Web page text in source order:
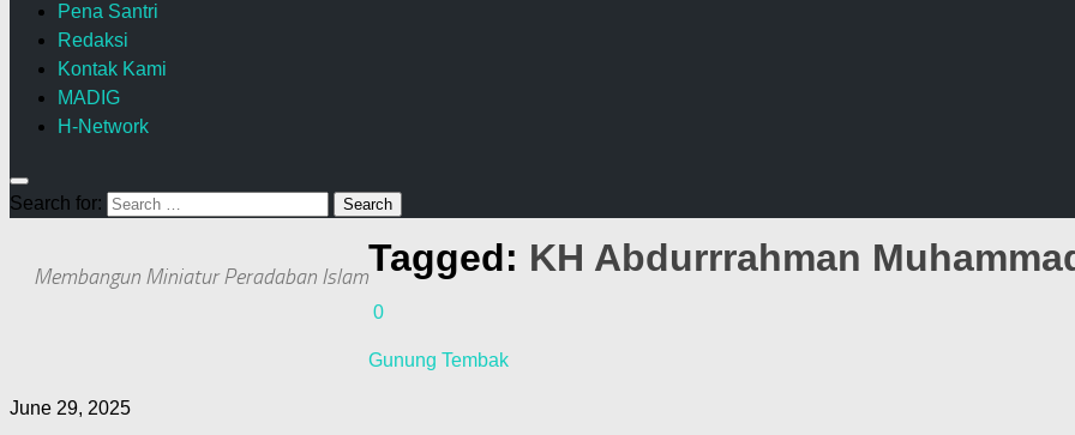
Pena Santri
Redaksi
Kontak Kami
MADIG
H-Network
Search for:
Membangun Miniatur Peradaban IslamTagged: KH Abdurrrahman
0
Gunung Tembak
June 29, 2025